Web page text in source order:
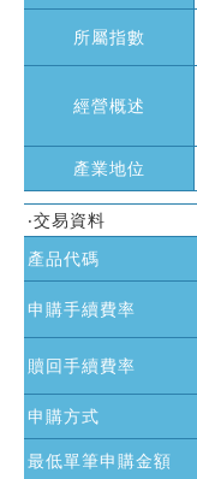
所屬指數
經營概述
產業地位
‧交易資料
產品代碼
申購手續費率
贖回手續費率
申購方式
最低單筆申購金額